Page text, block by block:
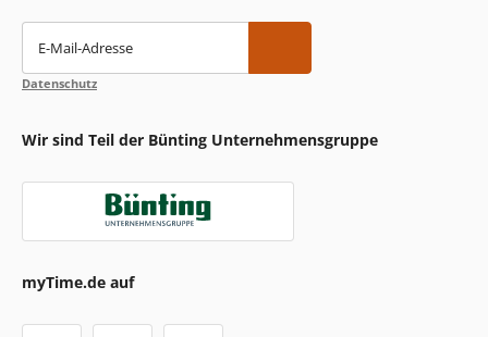
E-Mail-Adresse
Datenschutz
Wir sind Teil der Bünting Unternehmensgruppe
myTime.de auf